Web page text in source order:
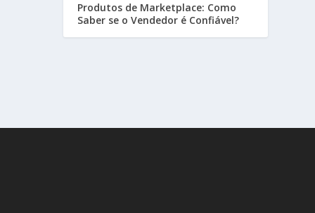
Produtos de Marketplace: Como
Saber se o Vendedor é Confiável?